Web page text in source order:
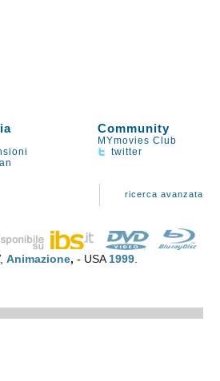
Community
MYmovies Club
twitter
ricerca avanzata
Animazione,- USA 1999